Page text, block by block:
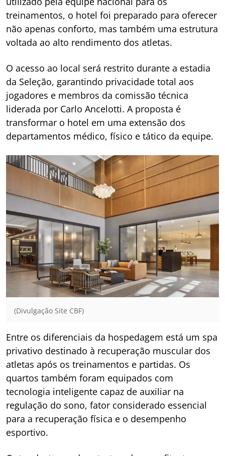
treinamentos, o hotel foi preparado para oferecer
não apenas conforto, mas também uma estrutura
voltada ao alto rendimento dos atletas.
O acesso ao local será restrito durante a estadia
da Seleção, garantindo privacidade total aos
jogadores e membros da comissão técnica
liderada por Carlo Ancelotti. A proposta é
transformar o hotel em uma extensão dos
departamentos médico, físico e tático da equipe.
(Divulgação Site CBF)
Entre os diferenciais da hospedagem está um spa
privativo destinado à recuperação muscular dos
atletas após os treinamentos e partidas. Os
quartos também foram equipados com
tecnologia inteligente capaz de auxiliar na
regulação do sono, fator considerado essencial
para a recuperação física e o desempenho
esportivo.